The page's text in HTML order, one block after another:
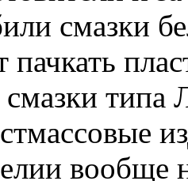
смазки
пачкать
типа